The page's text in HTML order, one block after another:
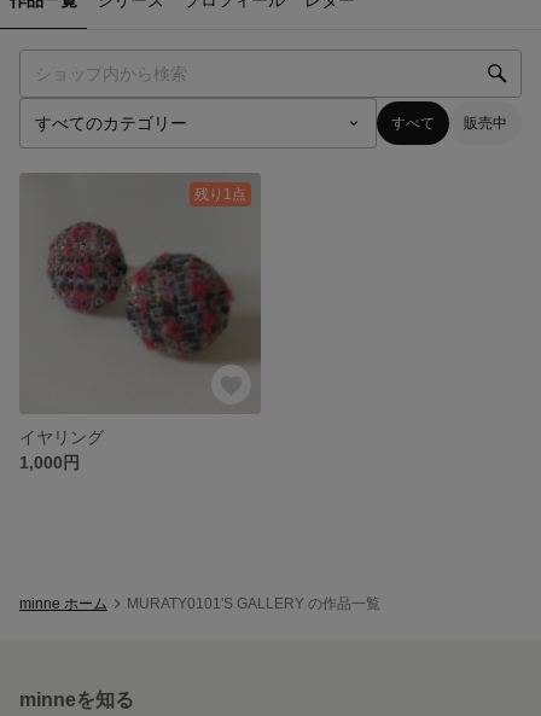
すべて 販売中
残り1点
イヤリング
1,000円
minne ホーム MURATY0101'S GALLERY の作品一覧
minneを知る